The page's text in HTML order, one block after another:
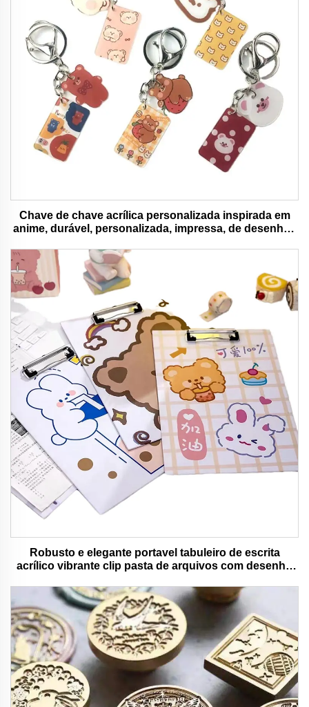
Chave de chave acrílica personalizada inspirada em
anime, durável, personalizada, impressa, de desenhos
Robusto e elegante portavel tabuleiro de escrita
acrílico vibrante clip pasta de arquivos com desenho
escola